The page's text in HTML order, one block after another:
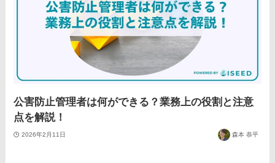
公害防止管理者は何ができる？業務上の役割と注意
点を解説！
2026年2月11日 森本 恭平